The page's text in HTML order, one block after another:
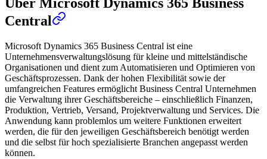
Über Microsoft Dynamics 365 Business
Central
Microsoft Dynamics 365 Business Central ist eine
Unternehmensverwaltungslösung für kleine und mittelständische
Organisationen und dient zum Automatisieren und Optimieren von
Geschäftsprozessen. Dank der hohen Flexibilität sowie der
umfangreichen Features ermöglicht Business Central Unternehmen
die Verwaltung ihrer Geschäftsbereiche – einschließlich Finanzen,
Produktion, Vertrieb, Versand, Projektverwaltung und Services. Die
Anwendung kann problemlos um weitere Funktionen erweitert
werden, die für den jeweiligen Geschäftsbereich benötigt werden
und die selbst für hoch spezialisierte Branchen angepasst werden
können.